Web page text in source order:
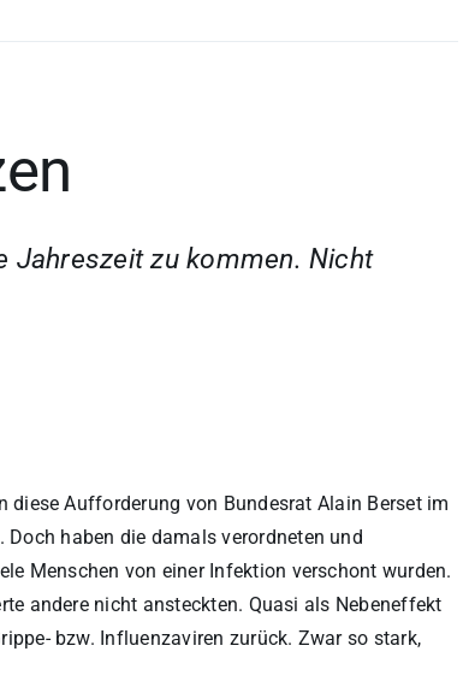
Jahreszeit zu kommen. Nicht
diese Aufforderung von Bundesrat Alain Berset im
haben die damals verordneten und
Menschen von einer Infektion verschont wurden.
andere nicht ansteckten. Quasi als Nebeneffekt
bzw. Influenzaviren zurück. Zwar so stark,